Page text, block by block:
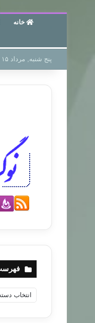
خانه
پنج شنبه, مرداد ۱۵ ۱۴۰۵
ه